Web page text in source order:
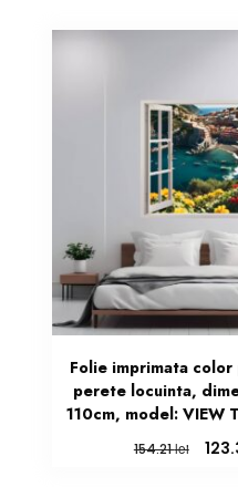
Folie imprimata
perete locuinta,
110cm, model: VIEW
154.21lei
Prețul